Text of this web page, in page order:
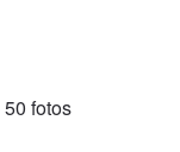
fotos